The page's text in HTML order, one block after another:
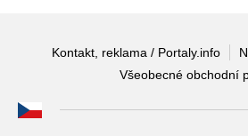
Kontakt, reklama / Portaly.info
Všeobecné obchodní